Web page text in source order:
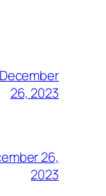
December
26, 2023
26,
2023